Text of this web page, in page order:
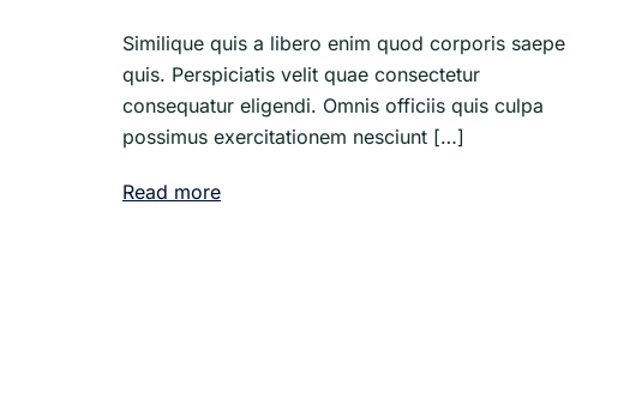
Similique quis a libero enim quod corporis saepe
quis. Perspiciatis velit quae consectetur
consequatur eligendi. Omnis officiis quis culpa
possimus exercitationem nesciunt […]
Read more